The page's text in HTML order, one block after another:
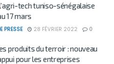
tech tuniso-sénégalaise
17 mars
PRESSE 28 FÉVRIER 2022 0
produits du terroir : nouveau
pour les entreprises